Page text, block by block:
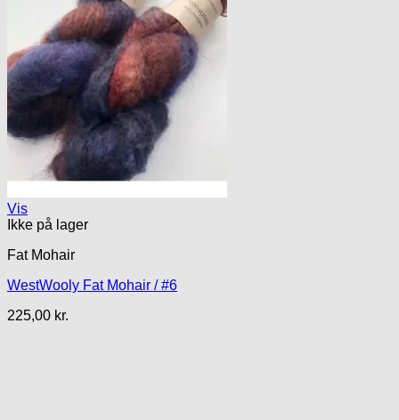
Vis
Ikke på lager
Fat Mohair
WestWooly Fat Mohair / #6
225,00 kr.